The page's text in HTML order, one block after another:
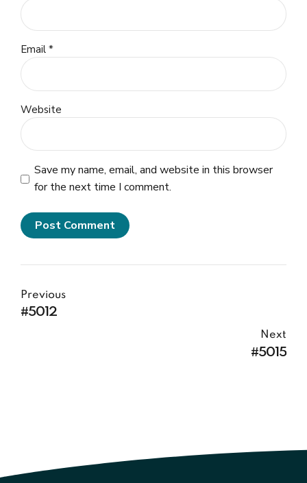
Email *
Website
Save my name, email, and website in this browser
for the next time I comment.
Post Comment
Previous
#5012
Next
#5015